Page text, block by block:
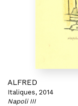
ALFRED
Italiques, 2014
Napoli III